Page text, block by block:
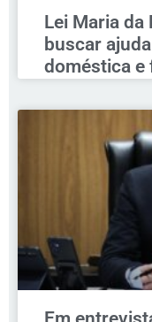
Lei Maria da
buscar
doméstica e